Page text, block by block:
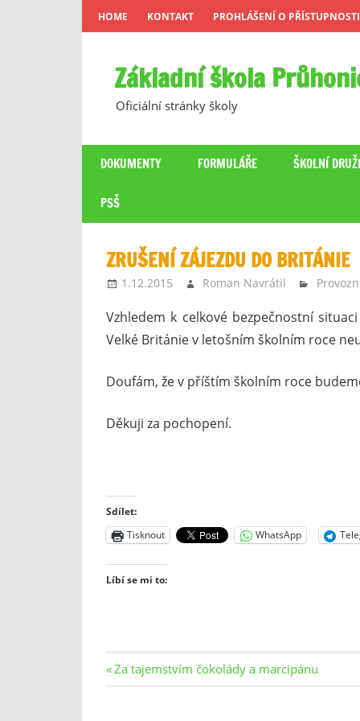
Skip
to
HOME KONTAKT PROHLÁŠENÍ O PŘÍSTUPNOSTI
Základní škola
Oficiální stránky školy
DOKUMENTY FORMULÁŘE ŠKOLNÍ
PSŠ
ZRUŠENÍ ZÁJEZDU DO BRITÁNIE
1.12.2015 Roman Navrátil
Vzhledem k celkové bezpečnostní
Velké Británie v letošním školním roce
Doufám, že v příštím školním roce
Děkuji za pochopení.
Sdílet:
Tisknout
WhatsApp
Líbí se mi to:
Navigace
Previous
Post:
Za tajemstvím čokolády a marcipánu